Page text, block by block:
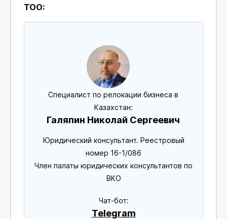
ТОО:
Специалист по релокации бизнеса в
Казахстан:
Галяпин Николай Сергеевич
Юридический консультант. Реестровый
номер 16-1/086
Член палаты юридических консультантов по
ВКО
Чат-бот:
Telegram